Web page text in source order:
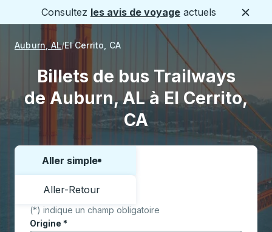
Consultez les avis de voyage actuels
Auburn, AL El Cerrito, CA
Billets de bus Trailways
de Auburn, AL à El Cerrito,
CA
Choisissez un sens ou un aller-retour:
Aller simple
Aller-Retour
(*) indique un champ obligatoire
Origine *